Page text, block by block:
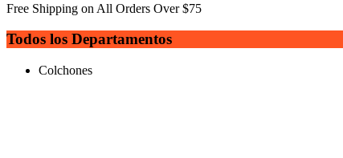
Free Shipping on All Orders Over $75
Todos los Departamentos
Colchones